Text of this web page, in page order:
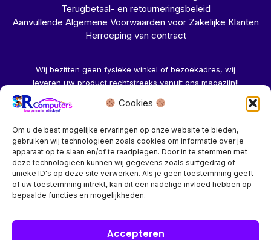
Cookies
Om u de best mogelijke ervaringen op onze website te bieden,
gebruiken wij technologieën zoals cookies om informatie over je
apparaat op te slaan en/of te raadplegen. Door in te stemmen met
deze technologieën kunnen wij gegevens zoals surfgedrag of
unieke ID's op deze site verwerken. Als je geen toestemming geeft
of uw toestemming intrekt, kan dit een nadelige invloed hebben op
bepaalde functies en mogelijkheden.
Accepteren
Terugbetaal- en retourneringsbeleid
Aanvullende Algemene Voorwaarden voor Zakelijke Klanten
Herroeping van contract
Wij bezitten geen fysieke winkel of bezoekadres, wij
leveren uw product rechtstreeks vanuit ons magazijn!!
Herroeping aanvragen →
Bedrijf? vraag een account aan voor speciale prijzen!